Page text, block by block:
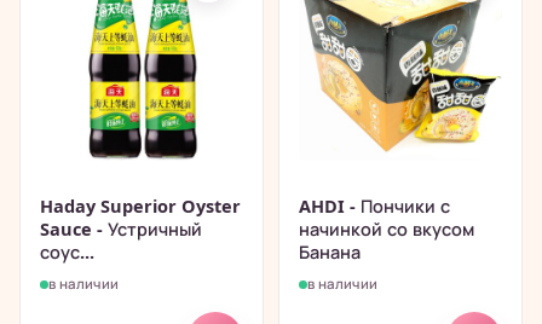
Haday Superior Oyster
Sauce - Устричный
соус...
в наличии
AHDI - Пончики с
начинкой со вкусом
Банана
в наличии